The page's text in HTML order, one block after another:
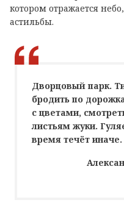
котором отражается
астильбы.
Дворцовый парк.
бродить по
с цветами,
листьям жуки.
время течёт иначе.